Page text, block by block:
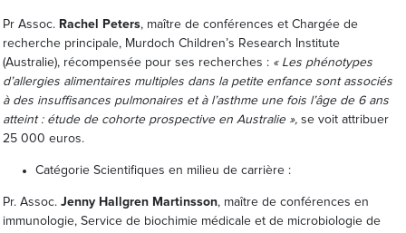
Pr Assoc. Rachel Peters, maître de conférences et Chargée de
recherche principale, Murdoch Children’s Research Institute
(Australie), récompensée pour ses recherches : « Les phénotypes
d’allergies alimentaires multiples dans la petite enfance sont associés
à des insuffisances pulmonaires et à l’asthme une fois l’âge de 6 ans
atteint : étude de cohorte prospective en Australie », se voit attribuer
25 000 euros.
Catégorie Scientifiques en milieu de carrière :
Pr. Assoc. Jenny Hallgren Martinsson, maître de conférences en
immunologie, Service de biochimie médicale et de microbiologie de